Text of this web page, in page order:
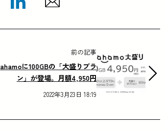
前の記事
ahamoに100GBの「大盛りプラ
ン」が登場。月額4,950円
2022年3月23日 18:19